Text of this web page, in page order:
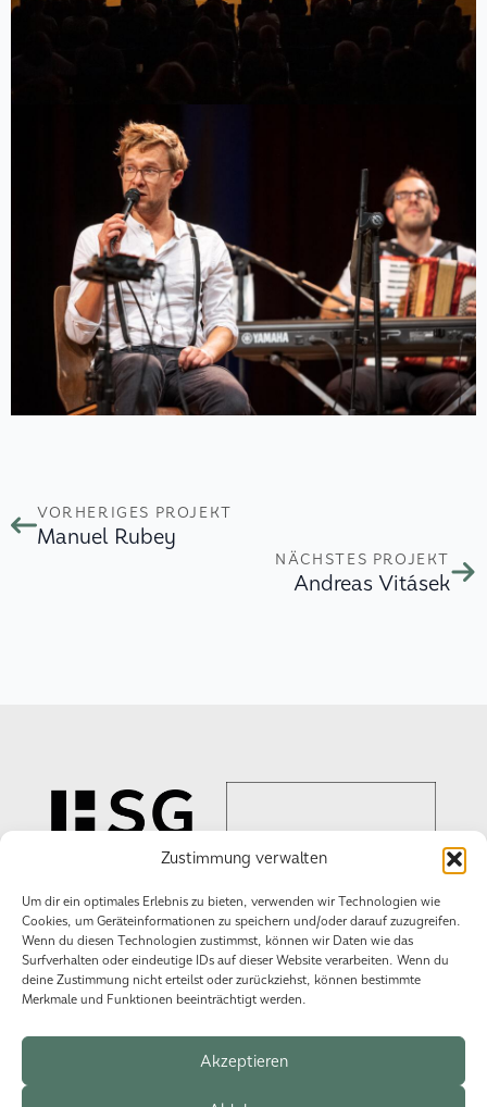
Zustimmung verwalten
Um dir ein optimales Erlebnis zu bieten, verwenden wir Technologien wie
Cookies, um Geräteinformationen zu speichern und/oder darauf zuzugreifen.
Wenn du diesen Technologien zustimmst, können wir Daten wie das
Surfverhalten oder eindeutige IDs auf dieser Website verarbeiten. Wenn du
deine Zustimmung nicht erteilst oder zurückziehst, können bestimmte
Merkmale und Funktionen beeinträchtigt werden.
Akzeptieren
VORHERIGES PROJEKT
Manuel Rubey
NÄCHSTES PROJEKT
Andreas Vitásek
Wir schaffen
Erlebnisse!